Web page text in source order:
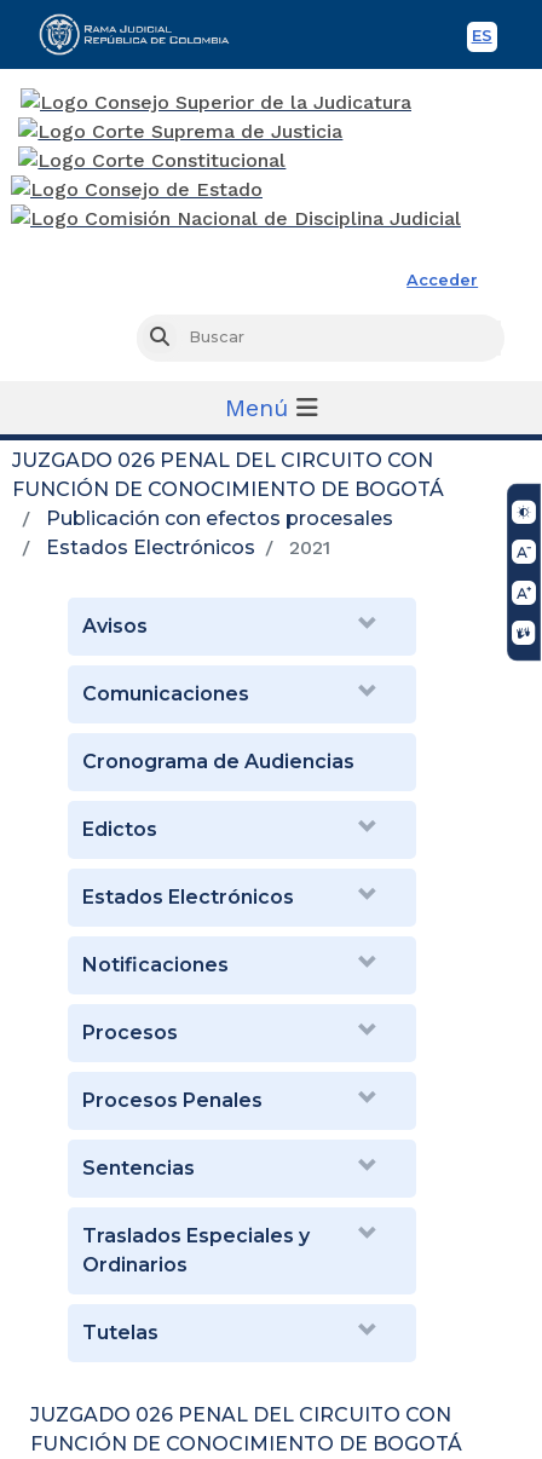
ES
Acceder
Buscar
Menú
JUZGADO 026 PENAL DEL CIRCUITO CON
FUNCIÓN DE CONOCIMIENTO DE BOGOTÁ
Publicación con efectos procesales
Estados Electrónicos
2021
Avisos
Comunicaciones
Cronograma de Audiencias
Edictos
Estados Electrónicos
Notificaciones
Procesos
Procesos Penales
Sentencias
Traslados Especiales y
Ordinarios
Tutelas
JUZGADO 026 PENAL DEL CIRCUITO CON
FUNCIÓN DE CONOCIMIENTO DE BOGOTÁ